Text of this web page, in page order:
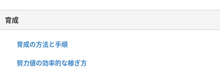
育成
育成の方法と手順
努力値の効率的な稼ぎ方